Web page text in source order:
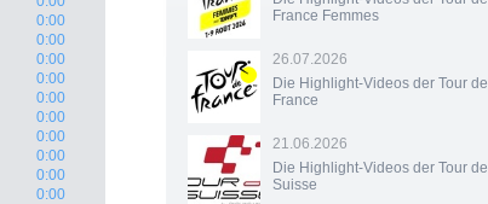
0:00
0:00
0:00
0:00
0:00
0:00
0:00
0:00
0:00
0:00
France Femmes
26.07.2026
Die Highlight-Videos der Tour de
France
21.06.2026
Die Highlight-Videos der Tour de
Suisse